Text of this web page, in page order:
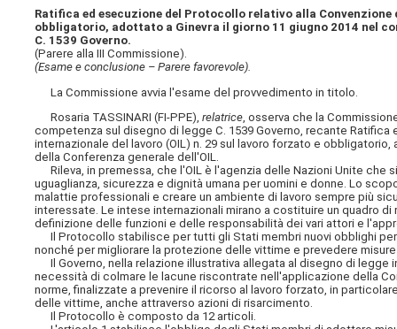
Ratifica ed esecuzione del Protocollo relativo alla
obbligatorio, adottato a Ginevra il giorno 11 giugno 2014 nel
C. 1539 Governo.
(Parere alla III Commissione).
(Esame e conclusione – Parere favorevole).
La Commissione avvia l'esame del provvedimento in titolo.
Rosaria TASSINARI (FI-PPE),relatrice , osserva che la
competenza sul disegno di legge C. 1539 Governo, recante
internazionale del lavoro (OIL) n. 29 sul lavoro forzato e
della Conferenza generale dell'OIL.
Rileva, in premessa, che l'OIL è l'agenzia delle Nazioni Unite
uguaglianza, sicurezza e dignità umana per uomini e donne. Lo
malattie professionali e creare un ambiente di lavoro sempre più
interessate. Le intese internazionali mirano a costituire un quadro
definizione delle funzioni e delle responsabilità dei vari attori e
Il Protocollo stabilisce per tutti gli Stati membri nuovi obblighi
nonché per migliorare la protezione delle vittime e prevedere
Il Governo, nella relazione illustrativa allegata al disegno di
necessità di colmare le lacune riscontrate nell'applicazione della
norme, finalizzate a prevenire il ricorso al lavoro forzato, in
delle vittime, anche attraverso azioni di risarcimento.
Il Protocollo è composto da 12 articoli.